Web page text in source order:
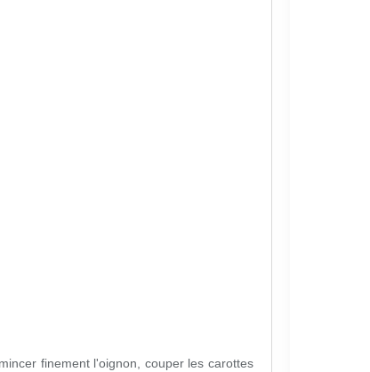
finement l'oignon, couper les carottes